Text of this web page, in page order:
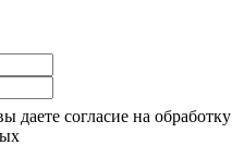
даете согласие на обработку